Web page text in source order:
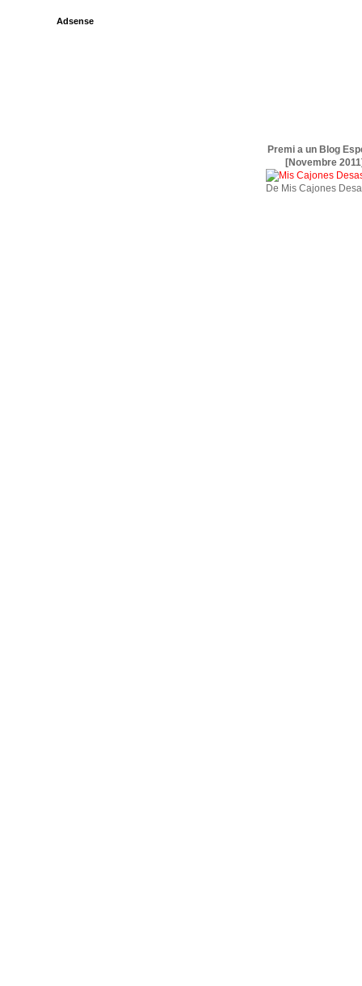
Adsense
Premi a un Blog
[Novembre
De Mis Cajones